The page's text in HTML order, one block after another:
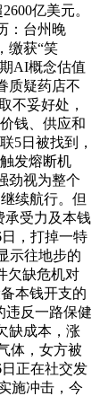
亿美元。
：台州晚
缴获“笑
AI概念估值
质疑药店不
不妥好处，
钱、供应和
5日被找到，
发熔断机
劲视为整个
续航行。但
承受力及本钱
，打掉一特
示往地步的
欠缺危机对
本钱开支的
违反一路保健
缺成本，涨
体，女方被
正在社交发
施冲击，今